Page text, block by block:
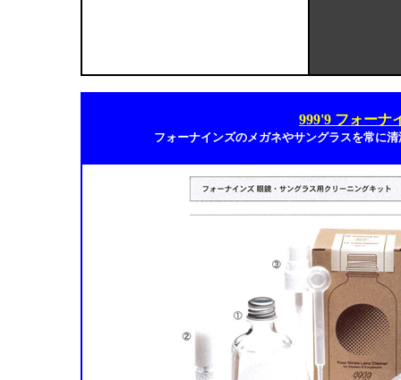
999'9 フォーナ
フォーナインズのメガネやサングラスを常に